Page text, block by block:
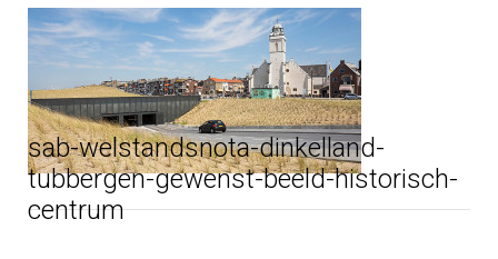
sab-welstandsnota-dinkelland-
tubbergen-gewenst-beeld-historisch-
centrum